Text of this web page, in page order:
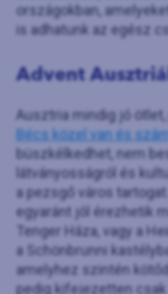
országokban,
is adhatunk az egész
Advent
Ausztria mindig jó
Bécs közel van és
büszkélkedhet, nem
látványosságról és
a pezsgő város
egyaránt jól érezhetik
Tenger Háza, vagy a
a Schönbrunni
amelyhez szintén
pedig kifejezetten